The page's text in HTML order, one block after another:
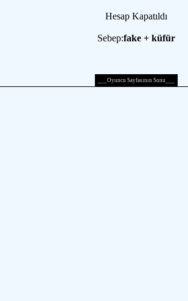
Hesap Kapatıldı
Sebep:fake + küfür
___Oyuncu Sayfasının Sonu___